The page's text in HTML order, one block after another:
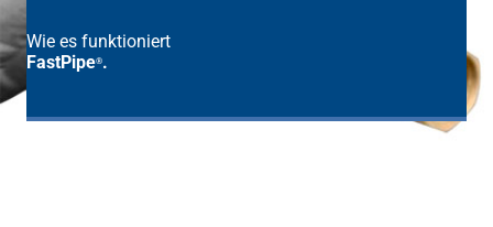
Wie es funktioniert
FastPipe®.